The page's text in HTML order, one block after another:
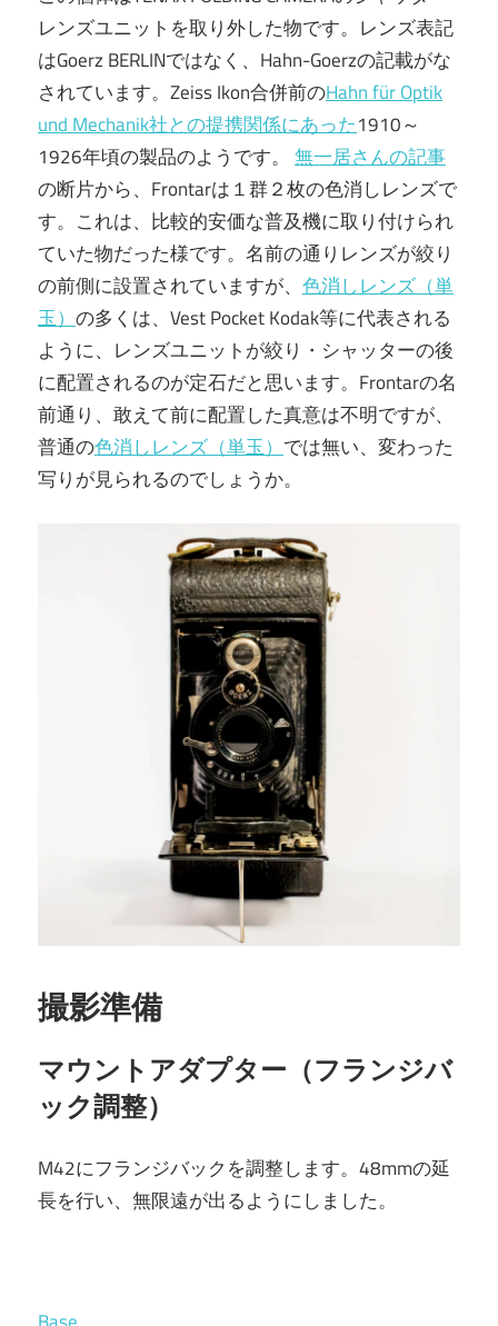
レンズユニットを取り外した物です。レンズ表記
はGoerz BERLINではなく、Hahn-Goerzの記載がな
されています。Zeiss Ikon合併前のHahn für Optik
und Mechanik社との提携関係にあった1910～
1926年頃の製品のようです。 無一居さんの記事
の断片から、Frontarは１群２枚の色消しレンズで
す。これは、比較的安価な普及機に取り付けられ
ていた物だった様です。名前の通りレンズが絞り
の前側に設置されていますが、 色消しレンズ（単
玉） の多くは、Vest Pocket Kodak等に代表される
ように、レンズユニットが絞り・シャッターの後
に配置されるのが定石だと思います。Frontarの名
前通り、敢えて前に配置した真意は不明ですが、
普通の色消しレンズ（単玉） では無い、変わった
写りが見られるのでしょうか。
撮影準備
マウントアダプター（フランジバ
ック調整）
M42にフランジバックを調整します。48mmの延
長を行い、無限遠が出るようにしました。